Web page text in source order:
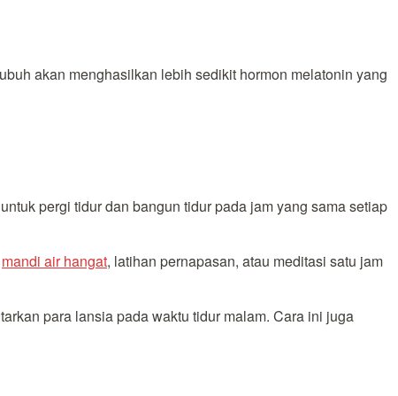
akan menghasilkan lebih sedikit hormon melatonin yang
pergi tidur dan bangun tidur pada jam yang sama setiap
mandi air hangat, latihan pernapasan, atau meditasi satu jam
para lansia pada waktu tidur malam. Cara ini juga